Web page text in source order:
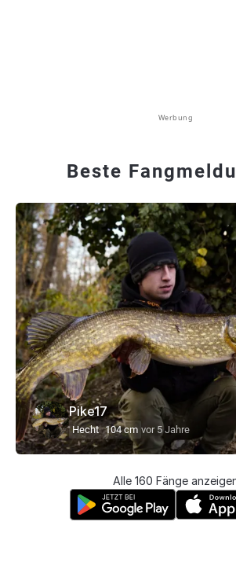
Werbung
Beste
Pike17
Hecht 104 cm vor 5 Jahre
Alle 160 Fänge